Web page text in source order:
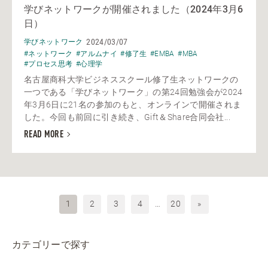
学びネットワークが開催されました（2024年3月6
日）
学びネットワーク 2024/03/07
#ネットワーク #アルムナイ #修了生 #EMBA #MBA
#プロセス思考 #心理学
名古屋商科大学ビジネススクール修了生ネットワークの
一つである「学びネットワーク」の第24回勉強会が2024
年3月6日に21名の参加のもと、オンラインで開催されま
した。今回も前回に引き続き、Gift＆Share合同会社...
READ MORE
1 2 3 4 20 »
カテゴリーで探す